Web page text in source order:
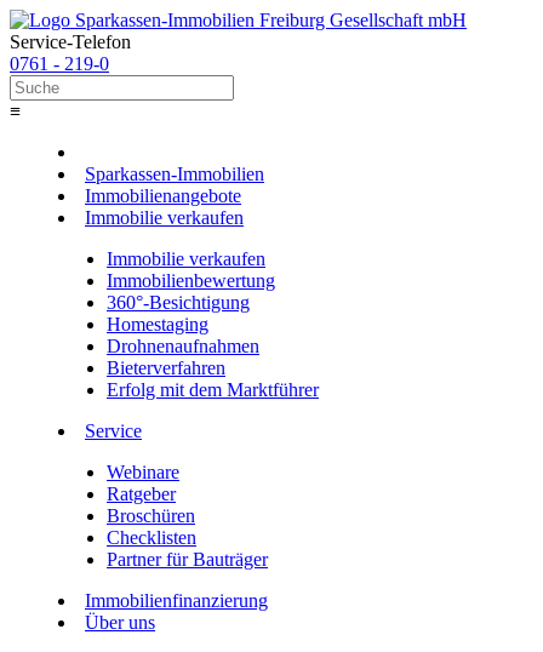
Service-Telefon
0761 - 219-0
≡
Sparkassen-Immobilien
Immobilienangebote
Immobilie verkaufen
Immobilie verkaufen
Immobilienbewertung
360°-Besichtigung
Homestaging
Drohnenaufnahmen
Bieterverfahren
Erfolg mit dem Marktführer
Service
Webinare
Ratgeber
Broschüren
Checklisten
Partner für Bauträger
Immobilienfinanzierung
Über uns